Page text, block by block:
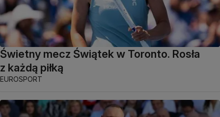
Świetny mecz Świątek w Toronto. Rosła
z każdą piłką
EUROSPORT